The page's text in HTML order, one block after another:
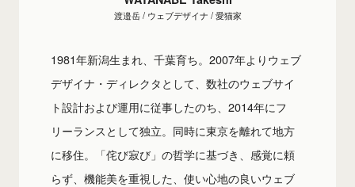
渡邉岳 / ウェブデザイナ / 愛猫家
1981年新潟生まれ、千葉育ち。2007年よりウェブ
デザイナ・ディレクタとして、数社のウェブサイ
ト設計および運用に従事したのち、2014年にフ
リーランスとして独立。同時に東京を離れて地方
に移住。「侘び寂び」の哲学に基づき、感覚に頼
らず、機能美を重視した、使い心地の良いウェブ